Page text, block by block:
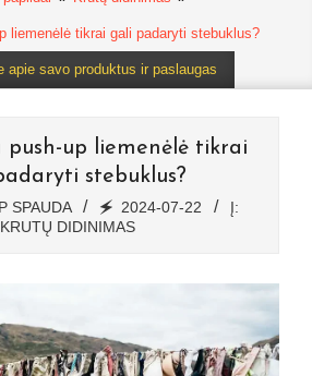
liemenėlė tikrai gali padaryti stebuklus?
apie savo produktus ir paslaugas
up liemenėlė tikrai
stebuklus?
SPAUDA 🗲 2024-07-22
Į:
KRUTŲ DIDINIMAS